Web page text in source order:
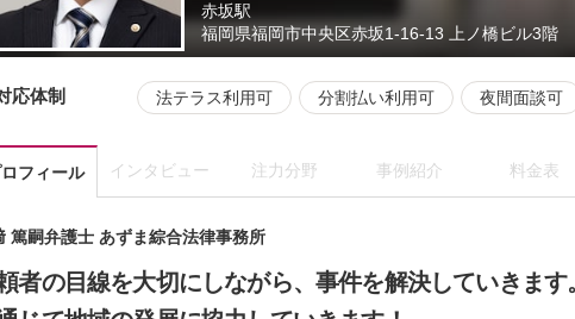
赤坂駅
福岡県福岡市中央区赤坂1-16-13 上ノ橋ビル3階
応体制 法テラス利用可 分割払い利用可 夜間面談可
フィール インタビュー 注力分野 事例紹介 料金表
篤嗣弁護士 あずま綜合法律事務所
者の目線を大切にしながら、事件を解決していきます